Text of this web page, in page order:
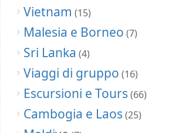
Vietnam (15)
Malesia e Borneo (7)
Sri Lanka (4)
Viaggi di gruppo (16)
Escursioni e Tours (66)
Cambogia e Laos (25)